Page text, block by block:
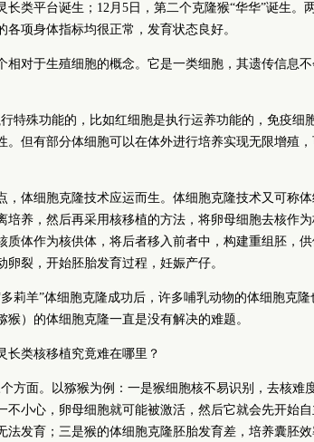
长类平台诞生；12月5日，第二个克隆猴“华华”诞生。
各项身体指标均很正常，发育状态良好。
相对于生殖细胞的概念。它是一类细胞，其遗传信息
特殊功能的，比如红细胞是执行运养功能的，免疫细
。但有部分体细胞可以在体外进行培养实现无限增殖
，体细胞克隆技术应运而生。体细胞克隆技术又可称
培养，然后再采用核移植的方法，将卵母细胞去核作
质体作为核供体，将后者移入前者中，构建重组胚，
卵裂，开始胚胎发育过程，妊娠产仔。
多莉羊”体细胞克隆成功后，许多哺乳动物的体细胞克
猴）的体细胞克隆一直是没有解决的难题。
长类核移植究竟难在哪里？
方面。以猕猴为例：一是猴细胞核不易识别，去核难
不小心，卵母细胞就可能被激活，然后它就会先开始
法发育；三是猴的体细胞克隆胚胎发育差，培养囊胚